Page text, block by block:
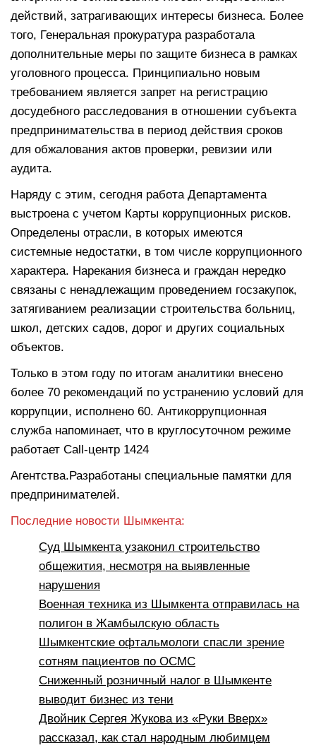
действий, затрагивающих интересы бизнеса. Более
того, Генеральная прокуратура разработала
дополнительные меры по защите бизнеса в рамках
уголовного процесса. Принципиально новым
требованием является запрет на регистрацию
досудебного расследования в отношении субъекта
предпринимательства в период действия сроков
для обжалования актов проверки, ревизии или
аудита.
Наряду с этим, сегодня работа Департамента
выстроена с учетом Карты коррупционных рисков.
Определены отрасли, в которых имеются
системные недостатки, в том числе коррупционного
характера. Нарекания бизнеса и граждан нередко
связаны с ненадлежащим проведением госзакупок,
затягиванием реализации строительства больниц,
школ, детских садов, дорог и других социальных
объектов.
Только в этом году по итогам аналитики внесено
более 70 рекомендаций по устранению условий для
коррупции, исполнено 60. Антикоррупционная
служба напоминает, что в круглосуточном режиме
работает Сall-центр 1424
Агентства.Разработаны специальные памятки для
предпринимателей.
Последние новости Шымкента:
Суд Шымкента узаконил строительство
общежития, несмотря на выявленные
нарушения
Военная техника из Шымкента отправилась на
полигон в Жамбылскую область
Шымкентские офтальмологи спасли зрение
сотням пациентов по ОСМС
Сниженный розничный налог в Шымкенте
выводит бизнес из тени
Двойник Сергея Жукова из «Руки Вверх»
рассказал, как стал народным любимцем